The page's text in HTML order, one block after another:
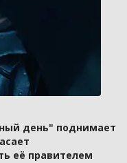
день" поднимает
её правителем